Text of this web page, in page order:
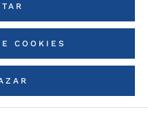
COOKIES